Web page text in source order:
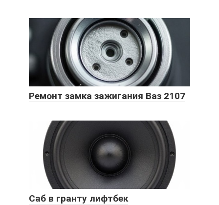
Ремонт замка зажигания Ваз 2107
Саб в гранту лифтбек